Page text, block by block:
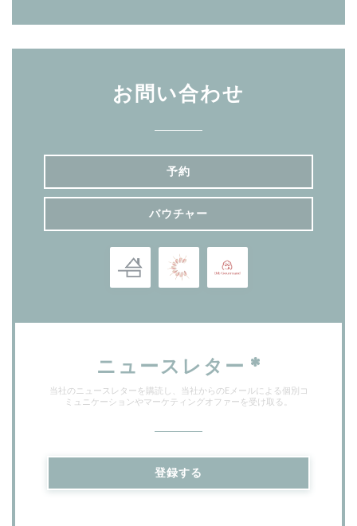
お問い合わせ
予約
バウチャー
ニュースレター *
当社のニュースレターを購読し、当社からのEメールによる個別コ
ミュニケーションやマーケティングオファーを受け取る。
登録する